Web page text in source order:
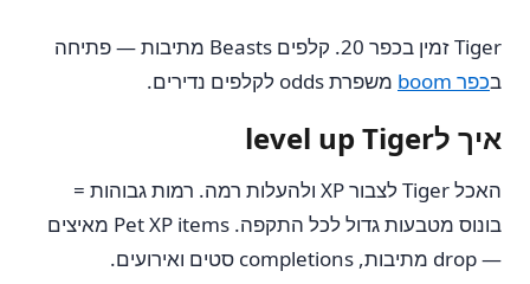
Tiger זמין בכפר 20. קלפים Beasts מתיבות — פתיחה
בכפר boom משפרת odds לקלפים נדירים.
איך לlevel up Tiger
האכל Tiger לצבור XP ולהעלות רמה. רמות גבוהות =
בונוס מטבעות גדול לכל התקפה. Pet XP items מאיצים
— drop מתיבות, completions סטים ואירועים.